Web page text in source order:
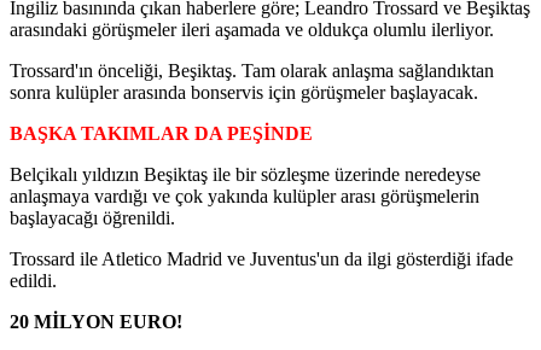
İngiliz basınında çıkan haberlere göre; Leandro Trossard ve Beşiktaş
arasındaki görüşmeler ileri aşamada ve oldukça olumlu ilerliyor.
Trossard'ın önceliği, Beşiktaş. Tam olarak anlaşma sağlandıktan
sonra kulüpler arasında bonservis için görüşmeler başlayacak.
BAŞKA TAKIMLAR DA PEŞİNDE
Belçikalı yıldızın Beşiktaş ile bir sözleşme üzerinde neredeyse
anlaşmaya vardığı ve çok yakında kulüpler arası görüşmelerin
başlayacağı öğrenildi.
Trossard ile Atletico Madrid ve Juventus'un da ilgi gösterdiği ifade
edildi.
20 MİLYON EURO!